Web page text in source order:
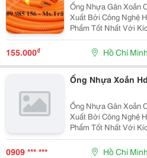
Ống Nhựa Gân Xoắn
Xuất Bởi Công Nghệ
Phẩm Tốt Nhất Với
Từ 25Mm Đến 250Mm . Ưu Điểm: Độ Dài Liên
Dàng Uốn Cong,
155.000₫ Hồ Chí Minh
Ống Nhựa Xoắn
Ống Nhựa Gân Xoắn
Xuất Bởi Công Nghệ
Phẩm Tốt Nhất Với
Từ 25Mm Đến 250Mm . Ưu Điểm: Độ Dài Liên
Dàng Uốn Cong,
0909 *** *** Hồ Chí Minh